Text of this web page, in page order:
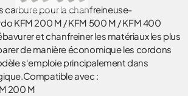
carbure pour la chanfreineuse-
KFM 200 M / KFM 500 M / KFM 400
et chanfreiner les matériaux les plus
de manière économique les cordons
s‘emploie principalement dans
avec :
200 M